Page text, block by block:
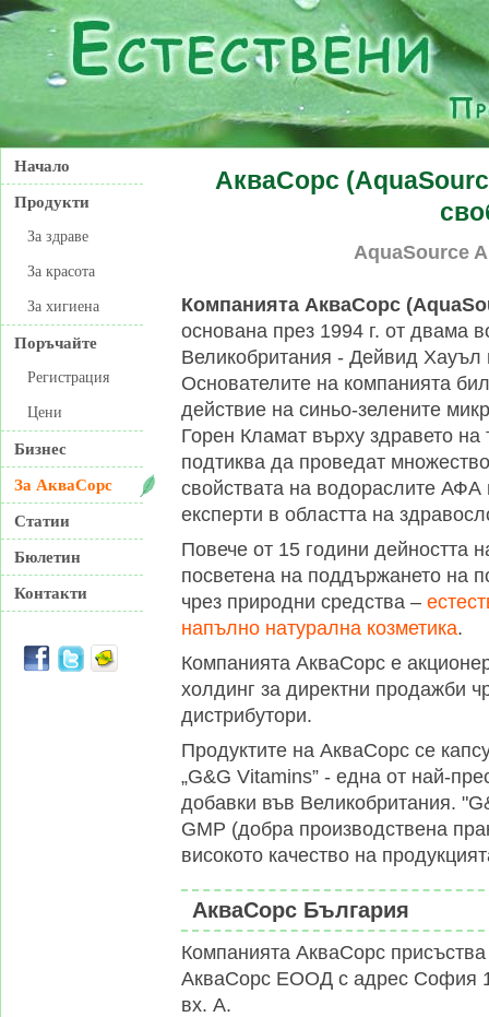
Начало
Продукти
За здраве
За красота
За хигиена
Поръчайте
Регистрация
Цени
Бизнес
За АкваСорс
Статии
Бюлетин
Контакти
АкваСорс
AquaSource
Компанията АкваСорс
основана през 1994 г. от двама
Великобритания - Дейвид
Основателите на компанията
действие на синьо-зелените
Горен Кламат върху здравето на
подтиква да проведат
свойствата на водораслите АФА
експерти в областта на
Повече от 15 години дейността
посветена на поддържането на
чрез природни средства –
напълно натурална козметика.
Компанията АкваСорс е
холдинг за директни продажби
дистрибутори.
Продуктите на АкваСорс се
„G&G Vitamins” - една от най-
добавки във Великобритания.
GMP (добра производствена
високото качество на
АкваСорс България
Компанията АкваСорс
АкваСорс ЕООД с адрес София
вх. А.